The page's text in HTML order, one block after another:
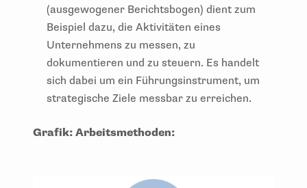
(ausgewogener Berichtsbogen) dient zum
Beispiel dazu, die Aktivitäten eines
Unternehmens zu messen, zu
dokumentieren und zu steuern. Es handelt
sich dabei um ein Führungsinstrument, um
strategische Ziele messbar zu erreichen.
Grafik: Arbeitsmethoden: